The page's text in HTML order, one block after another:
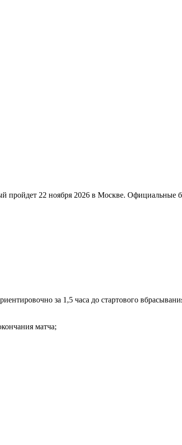
22 ноября 2026 в Москве. Официальные
за 1,5 часа до стартового
матча;